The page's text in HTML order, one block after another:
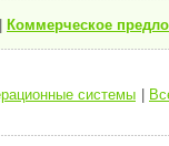
Коммерческое
системы